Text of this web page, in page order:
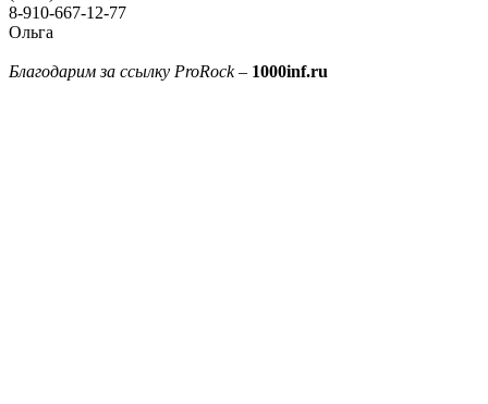
8-910-667-12-77
Ольга
Благодарим за ссылку ProRock– 1000inf.ru